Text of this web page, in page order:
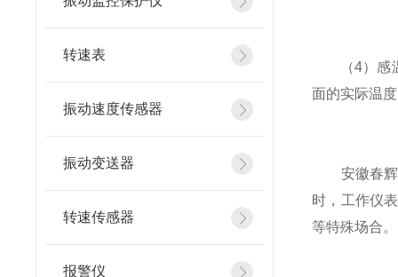
转速表
振动速度传感器
振动变送器
转速传感器
报警仪
（4）感温
面的实际温
安徽春辉铠
时，工作仪
等特殊场合。